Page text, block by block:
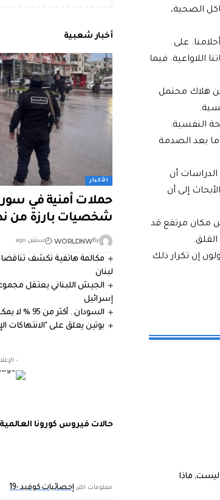
الصحية،
على
اللاواعية. فيما
من هلاك محتمل
النفسية.
اضطراب ما بعد الصدمة
أن
إلى أن
مكان مرتفع قد
إن تكرار ذلك
ليست, ماذا
أخبار شعبية
الأخبار
حملات أمنية في
شخصيات بارزة من
By
WORLDNW سنتين ago
مكالمة هاتفية تكشف تناقضا
لبنان
الجيش اللبناني يعتقل
إسرائيل
السودان.. أكثر من 95 % لا يمكنهم تأمين وجبة كاملة يوميا
بوتين يعلق على "الانتهاكات
-
حالات فيروس كورونا العالمية
معلومات اكثر: إحصائيات كوفيد -19